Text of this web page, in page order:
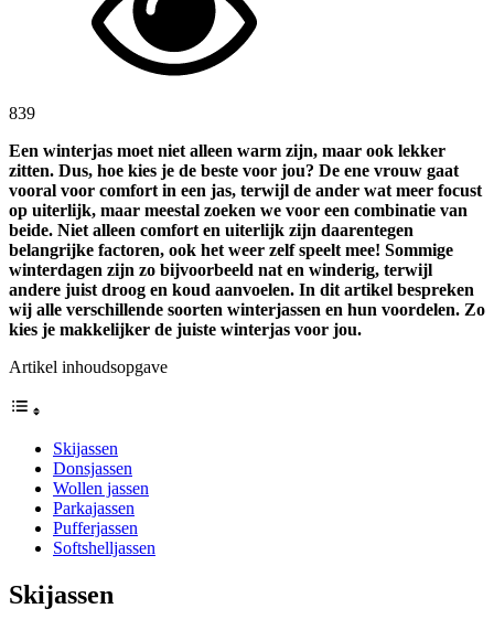
839
Een winterjas moet niet alleen warm zijn, maar ook lekker
zitten. Dus, hoe kies je de beste voor jou? De ene vrouw gaat
vooral voor comfort in een jas, terwijl de ander wat meer focust
op uiterlijk, maar meestal zoeken we voor een combinatie van
beide. Niet alleen comfort en uiterlijk zijn daarentegen
belangrijke factoren, ook het weer zelf speelt mee! Sommige
winterdagen zijn zo bijvoorbeeld nat en winderig, terwijl
andere juist droog en koud aanvoelen. In dit artikel bespreken
wij alle verschillende soorten winterjassen en hun voordelen. Zo
kies je makkelijker de juiste winterjas voor jou.
Artikel inhoudsopgave
Skijassen
Donsjassen
Wollen jassen
Parkajassen
Pufferjassen
Softshelljassen
Skijassen